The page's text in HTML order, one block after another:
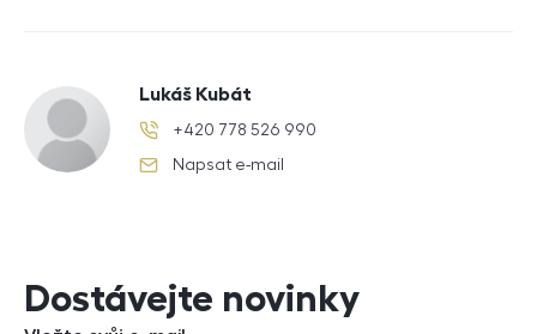
Lukáš Kubát
telefonní číslo
+420 778 526 990
e-mail
Napsat e-mail
Dostávejte novinky